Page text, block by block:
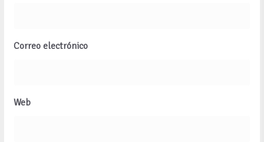
Correo electrónico
Web